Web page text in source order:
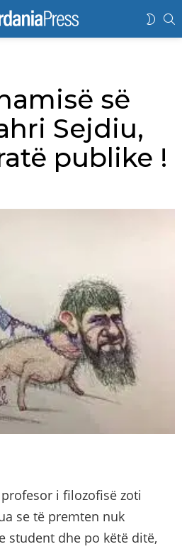
së
Sejdiu,
publike !
i filozofisë zoti
se të premten nuk
student dhe po këtë ditë,